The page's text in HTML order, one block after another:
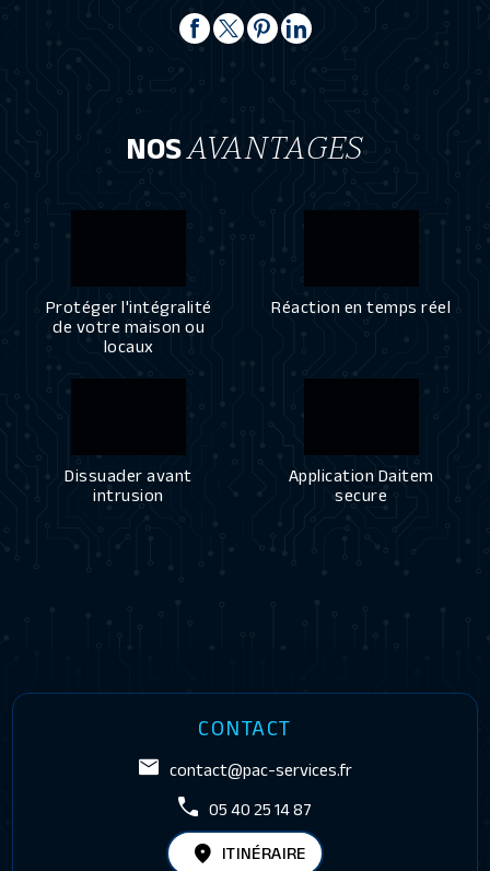
NOSAVANTAGES
Protéger l'intégralité
de votre maison ou
locaux
Réaction en temps réel
Dissuader avant
intrusion
Application Daitem
secure
CONTACT
contact@pac-services.fr
05 40 25 14 87
ITINÉRAIRE